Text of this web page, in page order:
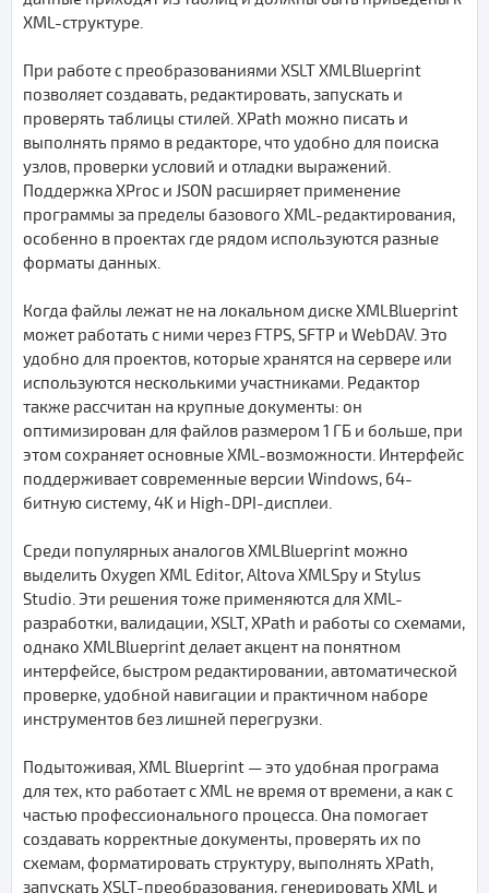
XML-структуре.
При работе с преобразованиями XSLT XMLBlueprint
позволяет создавать, редактировать, запускать и
проверять таблицы стилей. XPath можно писать и
выполнять прямо в редакторе, что удобно для поиска
узлов, проверки условий и отладки выражений.
Поддержка XProc и JSON расширяет применение
программы за пределы базового XML-редактирования,
особенно в проектах где рядом используются разные
форматы данных.
Когда файлы лежат не на локальном диске XMLBlueprint
может работать с ними через FTPS, SFTP и WebDAV. Это
удобно для проектов, которые хранятся на сервере или
используются несколькими участниками. Редактор
также рассчитан на крупные документы: он
оптимизирован для файлов размером 1 ГБ и больше, при
этом сохраняет основные XML-возможности. Интерфейс
поддерживает современные версии Windows, 64-
битную систему, 4K и High-DPI-дисплеи.
Среди популярных аналогов XMLBlueprint можно
выделить Oxygen XML Editor, Altova XMLSpy и Stylus
Studio. Эти решения тоже применяются для XML-
разработки, валидации, XSLT, XPath и работы со схемами,
однако XMLBlueprint делает акцент на понятном
интерфейсе, быстром редактировании, автоматической
проверке, удобной навигации и практичном наборе
инструментов без лишней перегрузки.
Подытоживая, XML Blueprint — это удобная програма
для тех, кто работает с XML не время от времени, а как с
частью профессионального процесса. Она помогает
создавать корректные документы, проверять их по
схемам, форматировать структуру, выполнять XPath,
запускать XSLT-преобразования, генерировать XML и